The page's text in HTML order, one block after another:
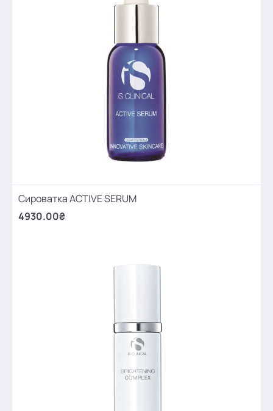
Сироватка ACTIVE SERUM
4930.00₴